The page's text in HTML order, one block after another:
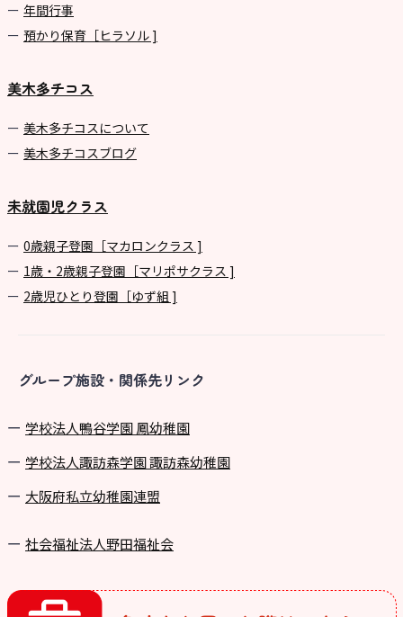
年間⾏事
預かり保育［ヒラソル ]
美木多チコス
美⽊多チコスについて
美⽊多チコスブログ
未就園児クラス
0歳親子登園［マカロンクラス ]
1歳・2歳親子登園［マリポサクラス ]
2歳児ひとり登園［ゆず組 ]
グループ施設・関係先リンク
学校法⼈鴨⾕学園 鳳幼稚園
学校法⼈諏訪森学園 諏訪森幼稚園
⼤阪府私⽴幼稚園連盟
社会福祉法人野田福祉会